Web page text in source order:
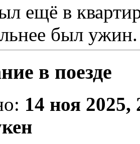
ещё в
был ужин.
в поезде
14 ноя 2025,